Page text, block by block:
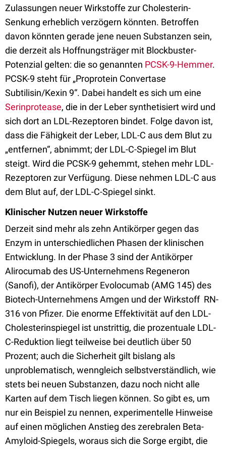
Zulassungen neuer Wirkstoffe zur Cholesterin-
Senkung erheblich verzögern könnten. Betroffen
davon könnten gerade jene neuen Substanzen sein,
die derzeit als Hoffnungsträger mit Blockbuster-
Potenzial gelten: die so genannten PCSK-9-Hemmer.
PCSK-9 steht für „Proprotein Convertase
Subtilisin/Kexin 9“. Dabei handelt es sich um eine
Serinprotease, die in der Leber synthetisiert wird und
sich dort an LDL-Rezeptoren bindet. Folge davon ist,
dass die Fähigkeit der Leber, LDL-C aus dem Blut zu
„entfernen“, abnimmt; der LDL-C-Spiegel im Blut
steigt. Wird die PCSK-9 gehemmt, stehen mehr LDL-
Rezeptoren zur Verfügung. Diese nehmen LDL-C aus
dem Blut auf, der LDL-C-Spiegel sinkt.
Klinischer Nutzen neuer Wirkstoffe
Derzeit sind mehr als zehn Antikörper gegen das
Enzym in unterschiedlichen Phasen der klinischen
Entwicklung. In der Phase 3 sind der Antikörper
Alirocumab des US-Unternehmens Regeneron
(Sanofi), der Antikörper Evolocumab (AMG 145) des
Biotech-Unternehmens Amgen und der Wirkstoff RN-
316 von Pfizer. Die enorme Effektivität auf den LDL-
Cholesterinspiegel ist unstrittig, die prozentuale LDL-
C-Reduktion liegt teilweise bei deutlich über 50
Prozent; auch die Sicherheit gilt bislang als
unproblematisch, wenngleich selbstverständlich, wie
stets bei neuen Substanzen, dazu noch nicht alle
Karten auf dem Tisch liegen können. So gibt es, um
nur ein Beispiel zu nennen, experimentelle Hinweise
auf einen möglichen Anstieg des zerebralen Beta-
Amyloid-Spiegels, woraus sich die Sorge ergibt, die